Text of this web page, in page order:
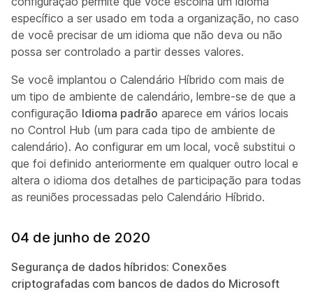
específico a ser usado em toda a organização, no caso
de você precisar de um idioma que não deva ou não
possa ser controlado a partir desses valores.
Se você implantou o Calendário Híbrido com mais de
um tipo de ambiente de calendário, lembre-se de que a
configuração Idioma padrão aparece em vários locais
no Control Hub (um para cada tipo de ambiente de
calendário). Ao configurar em um local, você substitui o
que foi definido anteriormente em qualquer outro local e
altera o idioma dos detalhes de participação para todas
as reuniões processadas pelo Calendário Híbrido.
04 de junho de 2020
Segurança de dados híbridos: Conexões
criptografadas com bancos de dados do Microsoft